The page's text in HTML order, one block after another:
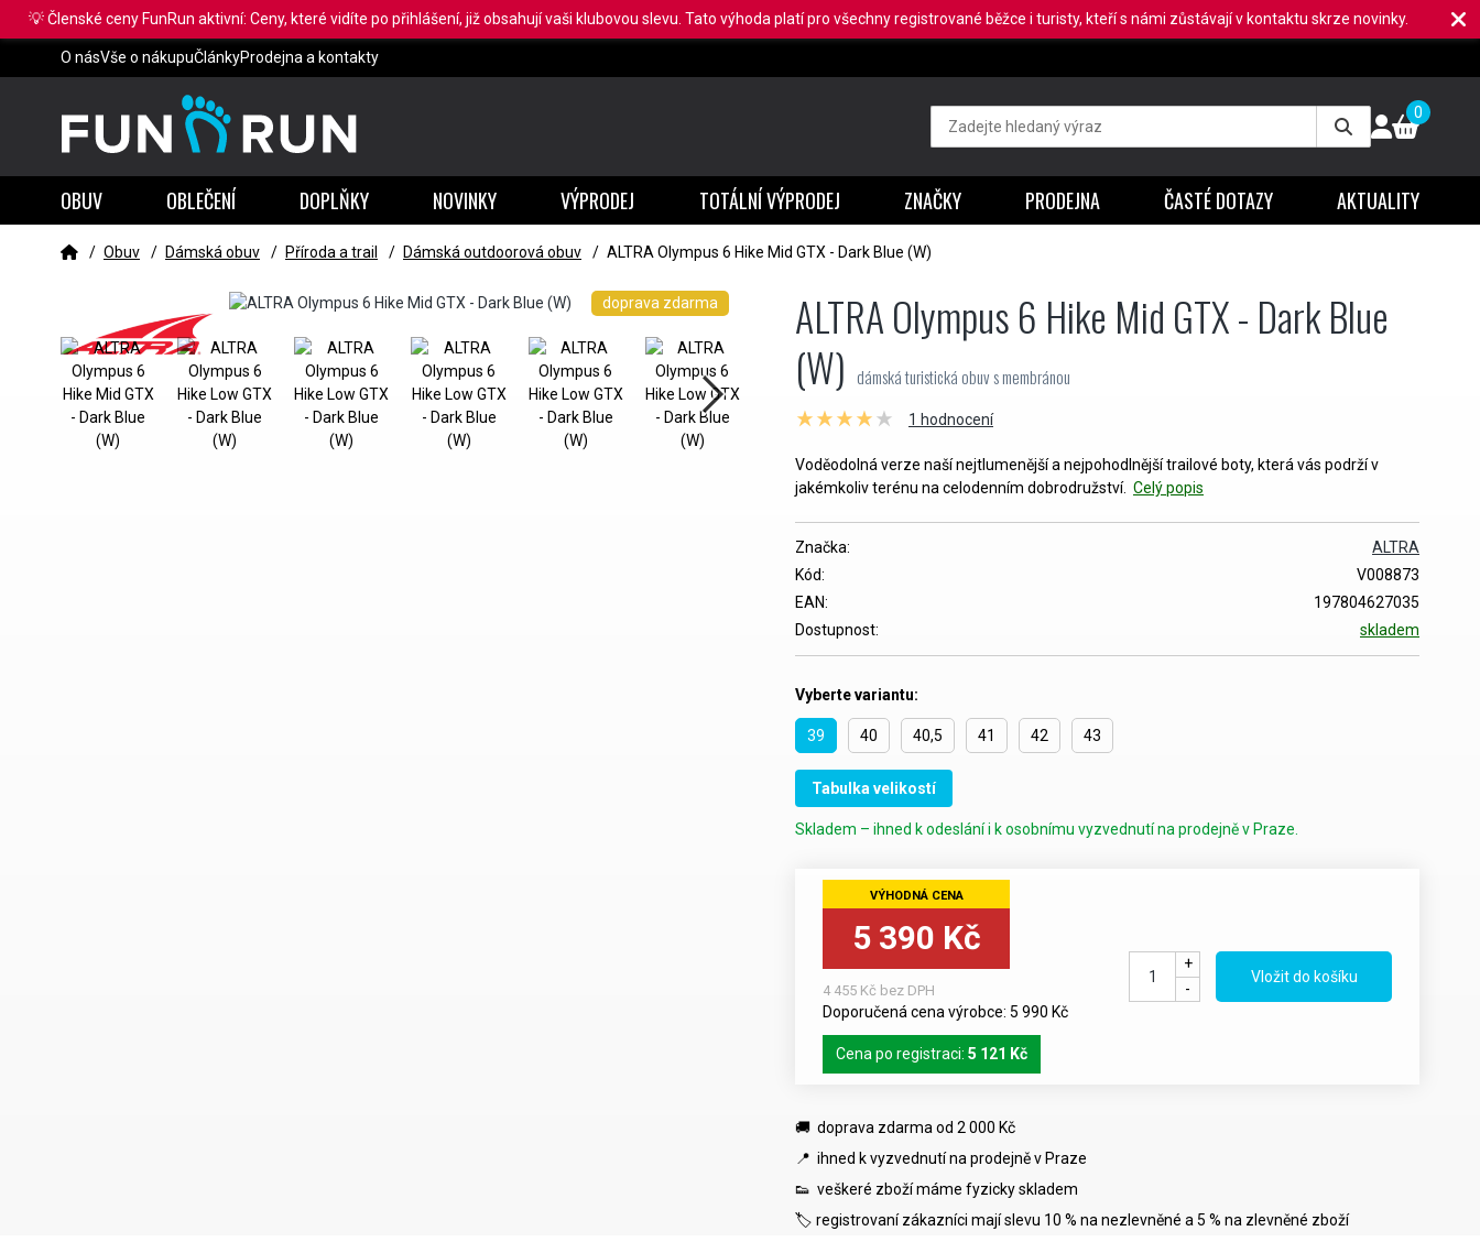
O násVše o nákupuČlánkyProdejna a kontakty
0
OBUV OBLEČENÍ DOPLŇKY NOVINKY VÝPRODEJ TOTÁLNÍ VÝPRODEJ ZNAČKY PRODEJNA ČASTÉ DOTAZY AKTUALITY
/ Obuv / Dámská obuv / Příroda a trail / Dámská outdoorová obuv / ALTRA Olympus 6 Hike Mid GTX - Dark Blue (W)
doprava zdarma
ALTRA Olympus 6 Hike Mid GTX - Dark Blue
(W) dámská turistická obuv s membránou
1 hodnocení
Voděodolná verze naší nejtlumenější a nejpohodlnější trailové boty, která vás podrží v
jakémkoliv terénu na celodenním dobrodružství. Celý popis
ALTRA
Značka:
V008873
Kód:
197804627035
EAN:
skladem
Dostupnost:
Vyberte variantu:
39 40 40,5 41 42 43
Tabulka velikostí
Skladem – ihned k odeslání i k osobnímu vyzvednutí na prodejně v Praze.
5 390 Kč
4 455 Kč bez DPH
Doporučená cena výrobce: 5 990 Kč
Cena po registraci: 5 121 Kč
+
-
🚚 doprava zdarma od 2 000 Kč
📍 ihned k vyzvednutí na prodejně v Praze
👟 veškeré zboží máme fyzicky skladem
🏷️ registrovaní zákazníci mají slevu 10 % na nezlevněné a 5 % na zlevněné zboží
💡 Členské ceny FunRun aktivní: Ceny, které vidíte po přihlášení, již obsahují vaši klubovou slevu. Tato výhoda platí pro všechny registrované běžce i turisty, kteří s námi zůstávají v kontaktu skrze novinky.